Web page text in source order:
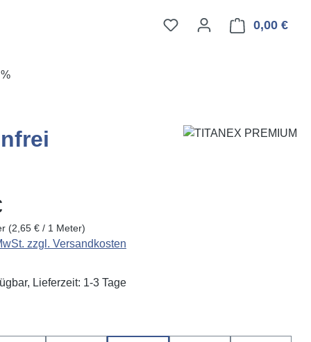
0,00 €
(2,65 € / 1 Meter)
zzgl. Versandkosten
Lieferzeit: 1-3 Tage